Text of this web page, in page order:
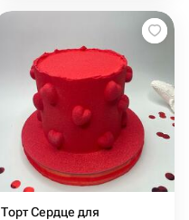
Торт Сердце для